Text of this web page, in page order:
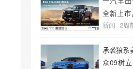
全新上
袭！
新闻 2周
承袭狼系
众09树